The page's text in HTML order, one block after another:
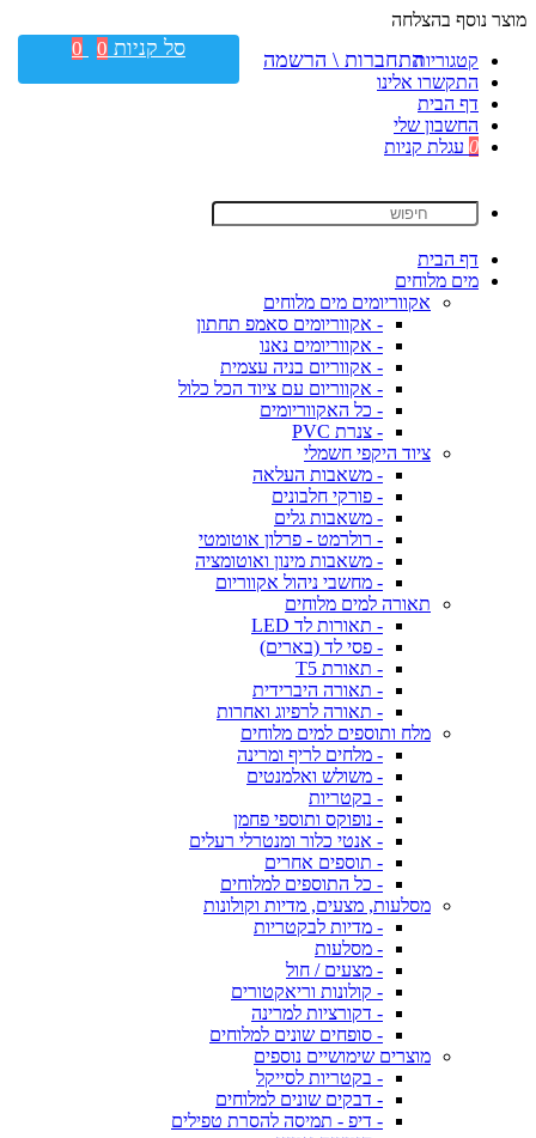
מוצר נוסף בהצלחה
קטגוריות
התקשרו אלינו
דף הבית
החשבון שלי
0 עגלת קניות
דף הבית
מים מלוחים
אקווריומים מים מלוחים
- אקווריומים סאמפ תחתון
- אקווריומים נאנו
- אקווריום בניה עצמית
- אקווריום עם ציוד הכל כלול
- כל האקווריומים
- צנרת PVC
ציוד היקפי חשמלי
- משאבות העלאה
- פורקי חלבונים
- משאבות גלים
- רולרמט - פרלון אוטומטי
- משאבות מינון ואוטומציה
- מחשבי ניהול אקווריום
תאורה למים מלוחים
- תאורות לד LED
- פסי לד (בארים)
- תאורת T5
- תאורה היברידית
- תאורה לרפיוג ואחרות
מלח ותוספים למים מלוחים
- מלחים לריף ומרינה
- משולש ואלמנטים
- בקטריות
- נופוקס ותוספי פחמן
- אנטי כלור ומנטרלי רעלים
- תוספים אחרים
- כל התוספים למלוחים
מסלעות, מצעים, מדיות וקולונות
- מדיות לבקטריות
- מסלעות
- מצעים / חול
- קולונות וריאקטורים
- דקורציות למרינה
- סופחים שונים למלוחים
מוצרים שימושיים נוספים
- בקטריות לסייקל
- דבקים שונים למלוחים
- דיפ - תמיסה להסרת טפילים
התחברות \ הרשמה סל קניות 0
0